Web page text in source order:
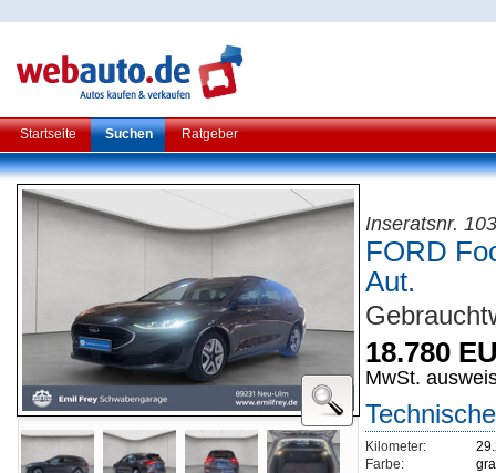
Startseite Suchen Ratgeber
Inseratsnr.
FORD
Aut.
18.780
MwSt.
Kilometer:
Farbe: